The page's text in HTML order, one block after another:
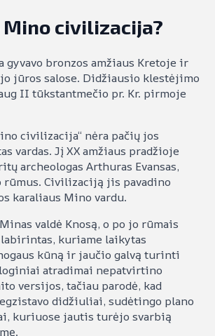
Mino civilizacija?
bronzos amžiaus Kretoje ir
jūros salose. Didžiausio klestėjimo
II tūkstantmečio pr. Kr. pirmoje
civilizacija“ nėra pačių jos
vardas. Jį XX amžiaus pradžioje
archeologas Arthuras Evansas,
rūmus. Civilizaciją jis pavadino
karaliaus Mino vardu.
valdė Knosą, o po jo rūmais
kuriame laikytas
kūną ir jaučio galvą turinti
atradimai nepatvirtino
versijos, tačiau parodė, kad
didžiuliai, sudėtingo plano
kuriuose jautis turėjo svarbią